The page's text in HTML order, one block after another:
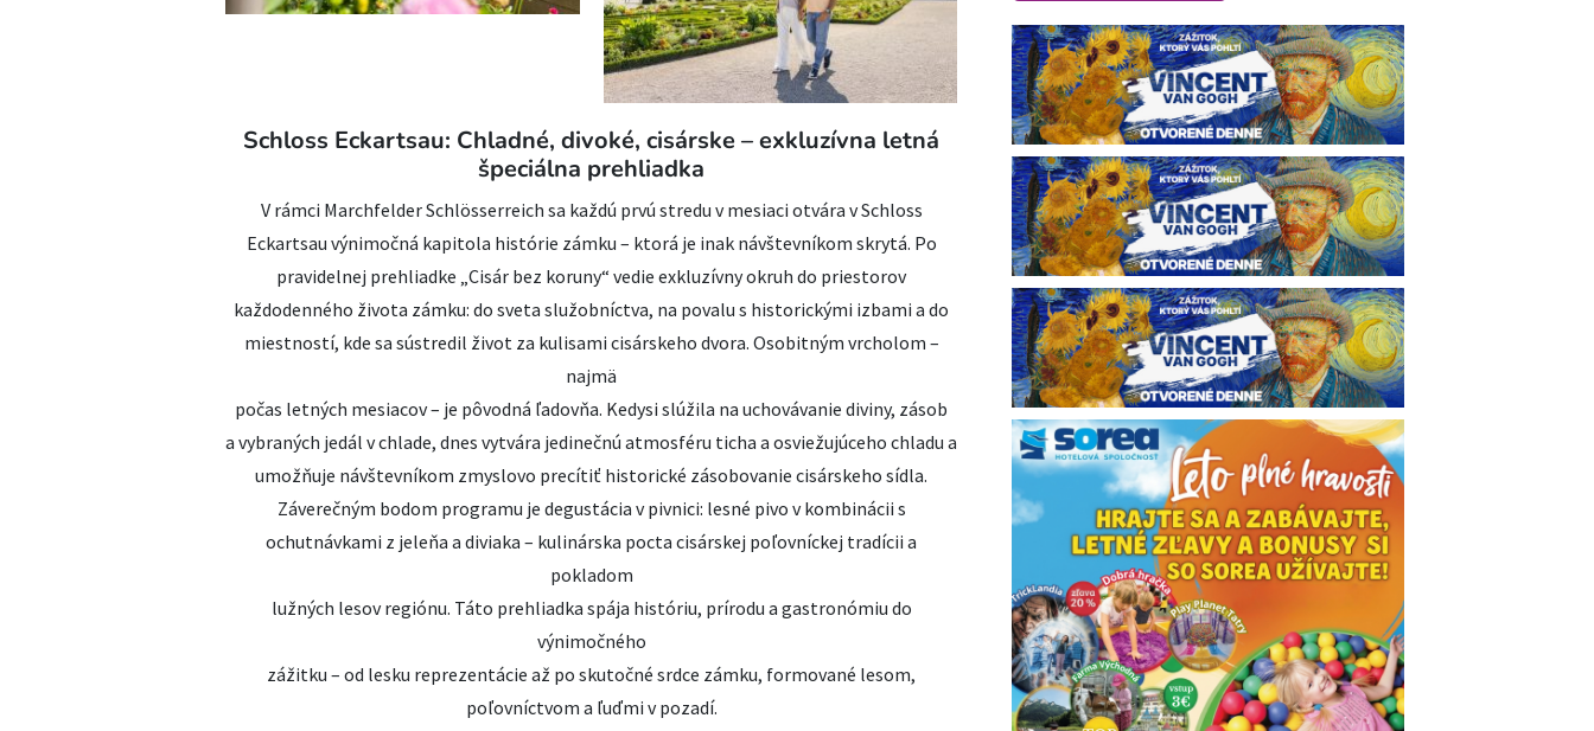
Schloss Eckartsau: Chladné, divoké, cisárske – exkluzívna letná
špeciálna prehliadka
V rámci Marchfelder Schlösserreich sa každú prvú stredu v mesiaci otvára v Schloss
Eckartsau výnimočná kapitola histórie zámku – ktorá je inak návštevníkom skrytá. Po
pravidelnej prehliadke „Cisár bez koruny“ vedie exkluzívny okruh do priestorov
každodenného života zámku: do sveta služobníctva, na povalu s historickými izbami a do
miestností, kde sa sústredil život za kulisami cisárskeho dvora. Osobitným vrcholom –
najmä
počas letných mesiacov – je pôvodná ľadovňa. Kedysi slúžila na uchovávanie diviny, zásob
a vybraných jedál v chlade, dnes vytvára jedinečnú atmosféru ticha a osviežujúceho chladu a
umožňuje návštevníkom zmyslovo precítiť historické zásobovanie cisárskeho sídla.
Záverečným bodom programu je degustácia v pivnici: lesné pivo v kombinácii s
ochutnávkami z jeleňa a diviaka – kulinárska pocta cisárskej poľovníckej tradícii a
pokladom
lužných lesov regiónu. Táto prehliadka spája históriu, prírodu a gastronómiu do
výnimočného
zážitku – od lesku reprezentácie až po skutočné srdce zámku, formované lesom,
poľovníctvom a ľuďmi v pozadí.